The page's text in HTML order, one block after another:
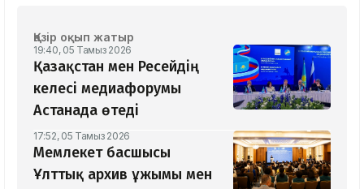
Қазір оқып жатыр
19:40, 05 Тамыз 2026
Қазақстан мен Ресейдің
келесі медиафорумы
Астанада өтеді
17:52, 05 Тамыз 2026
Мемлекет басшысы
Ұлттық архив ұжымы мен